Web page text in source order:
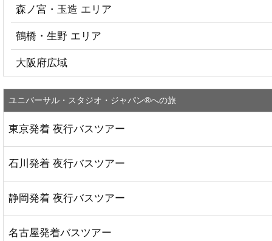
森ノ宮・玉造 エリア
鶴橋・生野 エリア
大阪府広域
ユニバーサル・スタジオ・ジャパン®への旅
東京発着 夜行バスツアー
石川発着 夜行バスツアー
静岡発着 夜行バスツアー
名古屋発着バスツアー